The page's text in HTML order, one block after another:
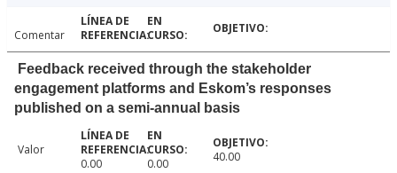
Comentar
Feedback received through the stakeholder
engagement platforms and Eskom’s responses
published on a semi-annual basis
Valor
0.00
0.00 40.00